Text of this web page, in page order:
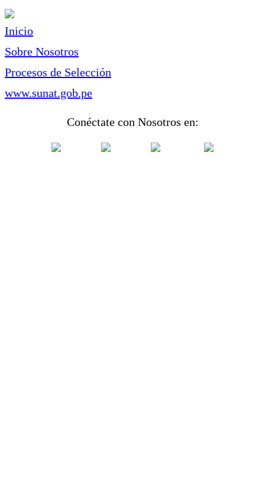
Inicio
Sobre Nosotros
Procesos de Selección
www.sunat.gob.pe
Conéctate con Nosotros en: